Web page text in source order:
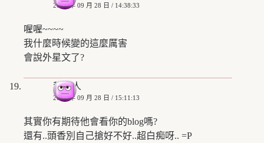
2008 年 09 月 28 日 / 14:38:33
喔喔~~~~
我什麼時候變的這麼厲害
會說外星文了?
稻草人
2008 年 09 月 28 日 / 15:11:13
其實你有期待他會看你的blog嗎?
還有..頭香別自己搶好不好..超白痴呀.. =P